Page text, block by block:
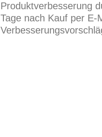
Produktverbesserung
Tage nach Kauf per E-